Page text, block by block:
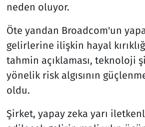
neden oluyor.
Öte yandan Broadcom'un
gelirlerine ilişkin hayal
tahmin açıklaması, teknoloji
yönelik risk algısının
oldu.
Şirket, yapay zeka yarı